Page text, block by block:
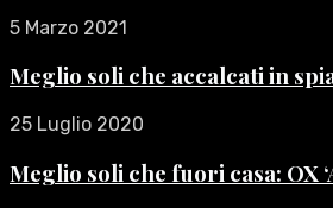
5 Marzo 2021
Meglio soli che accalcati in
25 Luglio 2020
Meglio soli che fuori casa: OX